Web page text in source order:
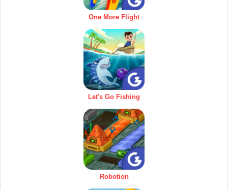
One More Flight
Let's Go Fishing
Robotion